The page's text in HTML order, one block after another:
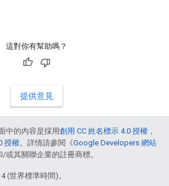
這對你有幫助嗎？
提供意見
中的內容是採用創用 CC 姓名標示 4.0 授權 ，
授權。詳情請參閱《Google Developers 網站
或其關聯企業的註冊商標。
(世界標準時間)。